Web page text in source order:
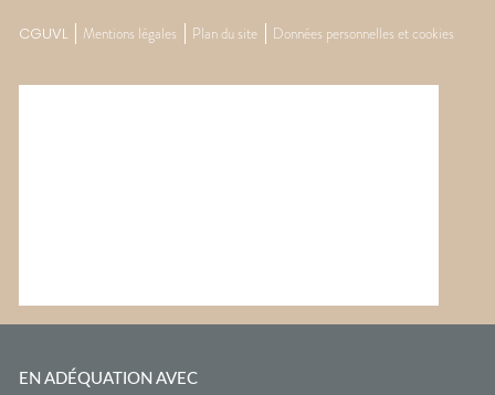
CGUVL Mentions légales Plan du site Données personnelles et cookies
EN ADÉQUATION AVEC